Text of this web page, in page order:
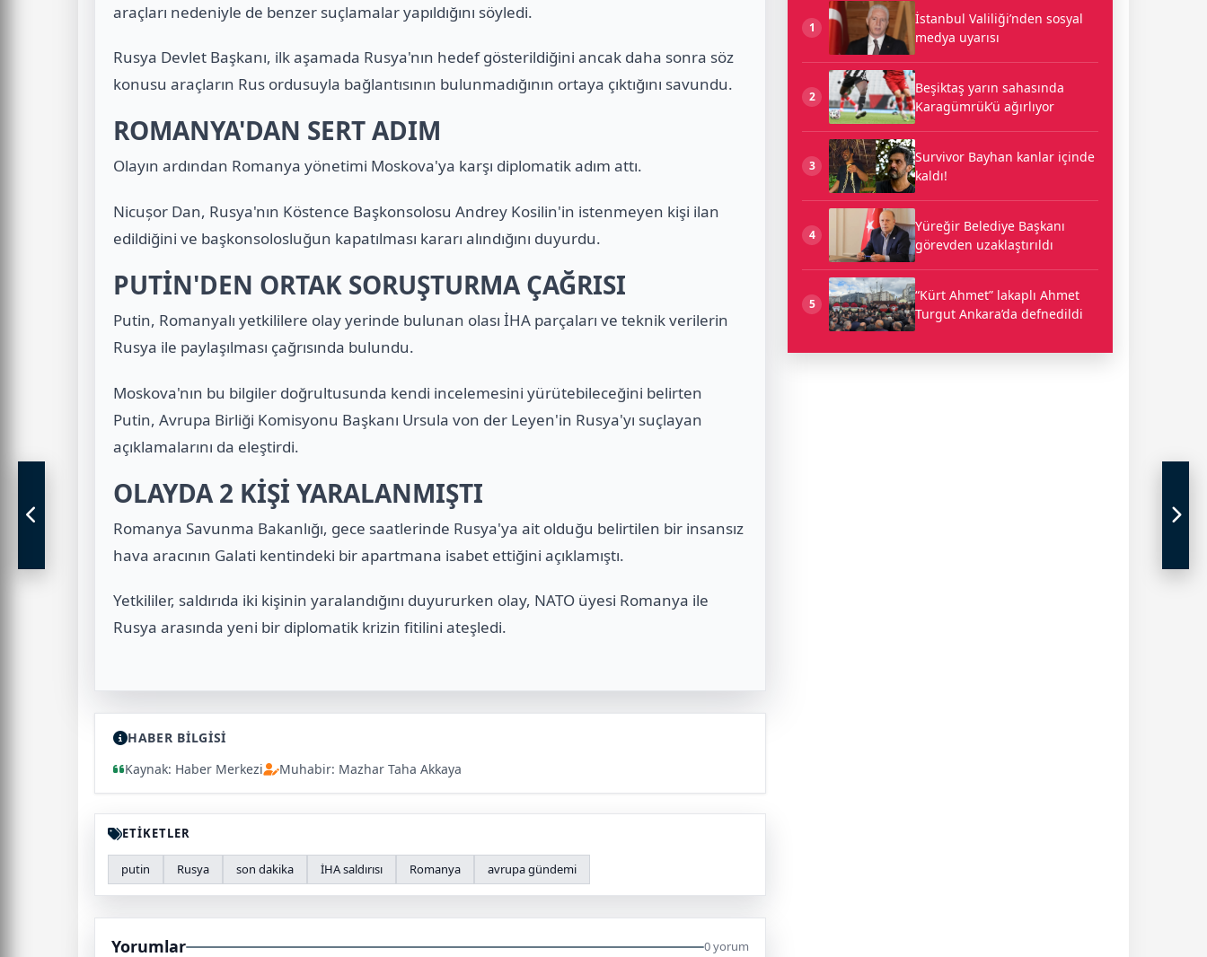
araçları nedeniyle de benzer suçlamalar yapıldığını söyledi.
Rusya Devlet Başkanı, ilk aşamada Rusya'nın hedef gösterildiğini ancak daha sonra söz
konusu araçların Rus ordusuyla bağlantısının bulunmadığının ortaya çıktığını savundu.
ROMANYA'DAN SERT ADIM
Olayın ardından Romanya yönetimi Moskova'ya karşı diplomatik adım attı.
Nicușor Dan, Rusya'nın Köstence Başkonsolosu Andrey Kosilin'in istenmeyen kişi ilan
edildiğini ve başkonsolosluğun kapatılması kararı alındığını duyurdu.
PUTİN'DEN ORTAK SORUŞTURMA ÇAĞRISI
Putin, Romanyalı yetkililere olay yerinde bulunan olası İHA parçaları ve teknik verilerin
Rusya ile paylaşılması çağrısında bulundu.
Moskova'nın bu bilgiler doğrultusunda kendi incelemesini yürütebileceğini belirten
Putin, Avrupa Birliği Komisyonu Başkanı Ursula von der Leyen'in Rusya'yı suçlayan
açıklamalarını da eleştirdi.
OLAYDA 2 KİŞİ YARALANMIŞTI
Romanya Savunma Bakanlığı, gece saatlerinde Rusya'ya ait olduğu belirtilen bir insansız
hava aracının Galati kentindeki bir apartmana isabet ettiğini açıklamıştı.
Yetkililer, saldırıda iki kişinin yaralandığını duyururken olay, NATO üyesi Romanya ile
Rusya arasında yeni bir diplomatik krizin fitilini ateşledi.
HABER BİLGİSİ
Kaynak: Haber Merkezi
Muhabir: Mazhar Taha Akkaya
ETİKETLER
putin Rusya son dakika İHA saldırısı Romanya avrupa gündemi
Yorumlar 0 yorum
1
İstanbul Valiliği’nden sosyal
medya uyarısı
2
Beşiktaş yarın sahasında
Karagümrük’ü ağırlıyor
3
Survivor Bayhan kanlar içinde
kaldı!
4
Yüreğir Belediye Başkanı
görevden uzaklaştırıldı
5
“Kürt Ahmet” lakaplı Ahmet
Turgut Ankara’da defnedildi